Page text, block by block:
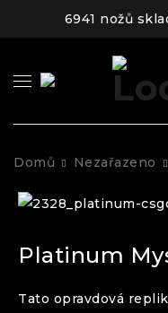
6941 nožů
Domů Nezařazeno
Platinum
Tato opravdová